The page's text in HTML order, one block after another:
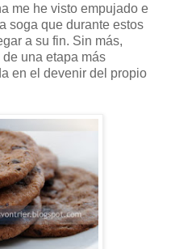
me he visto empujado e
soga que durante estos
a su fin. Sin más,
una etapa más
en el devenir del propio